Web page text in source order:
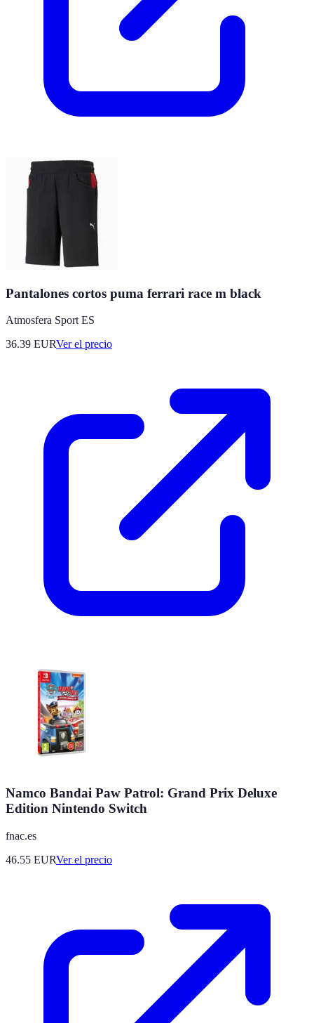
Pantalones cortos puma ferrari race m black
Atmosfera Sport ES
36.39 EURVer el precio
Namco Bandai Paw Patrol: Grand Prix Deluxe
Edition Nintendo Switch
fnac.es
46.55 EURVer el precio